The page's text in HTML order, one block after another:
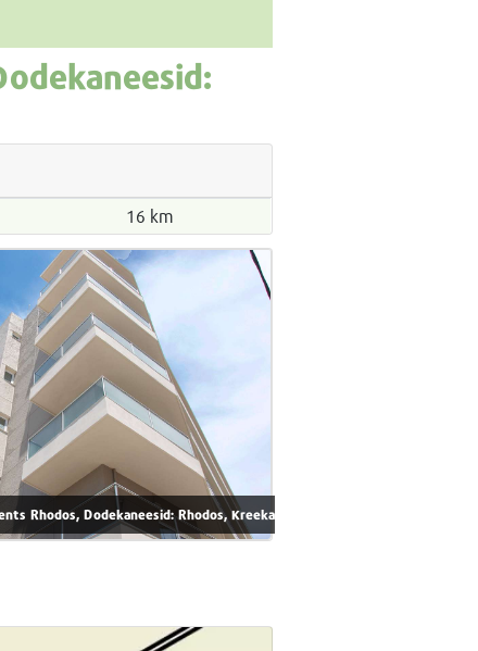
16 km
Rhodos, Dodekaneesid: Rhodos, Kreeka